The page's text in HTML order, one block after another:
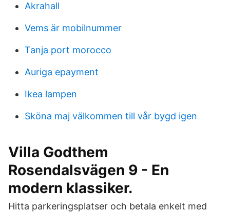
Akrahall
Vems är mobilnummer
Tanja port morocco
Auriga epayment
Ikea lampen
Sköna maj välkommen till vår bygd igen
Villa Godthem
Rosendalsvägen 9 - En
modern klassiker.
Hitta parkeringsplatser och betala enkelt med